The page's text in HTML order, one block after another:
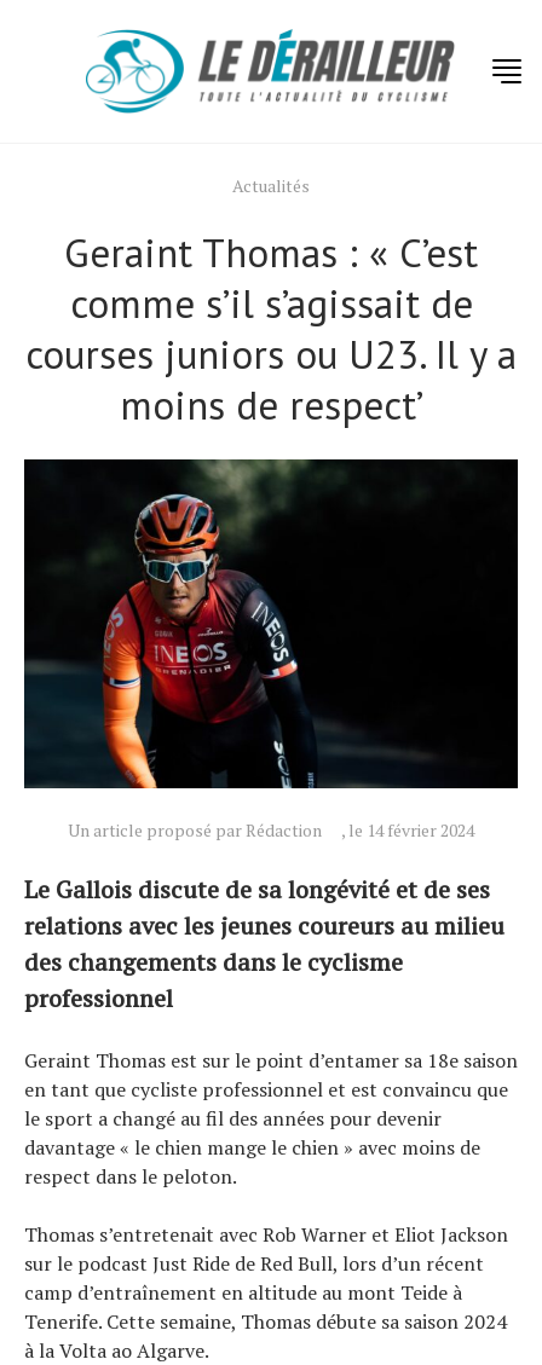
Actualités
Geraint Thomas : « C’est
comme s’il s’agissait de
courses juniors ou U23. Il y a
moins de respect’
Un article proposé par Rédaction , le 14 février 2024
Le Gallois discute de sa longévité et de ses
relations avec les jeunes coureurs au milieu
des changements dans le cyclisme
professionnel
Geraint Thomas est sur le point d’entamer sa 18e saison
en tant que cycliste professionnel et est convaincu que
le sport a changé au fil des années pour devenir
davantage « le chien mange le chien » avec moins de
respect dans le peloton.
Thomas s’entretenait avec Rob Warner et Eliot Jackson
sur le podcast Just Ride de Red Bull, lors d’un récent
camp d’entraînement en altitude au mont Teide à
Tenerife. Cette semaine, Thomas débute sa saison 2024
à la Volta ao Algarve.